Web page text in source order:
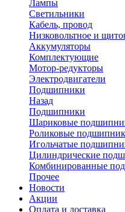
Лампы
Светильники
Кабель, провод
Низковольтное и
Аккумуляторы
Комплектующие
Мотор-редукторы
Электродвигатели
Подшипники
Назад
Подшипники
Шариковые
Роликовые
Игольчатые
Цилиндрические
Комбинированные
Прочее
Новости
Акции
Оплата и доставка